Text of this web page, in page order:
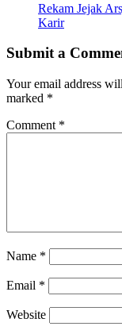
Rekam Jejak
Karir
Submit a
Your email address
marked *
Comment *
Name *
Email *
Website